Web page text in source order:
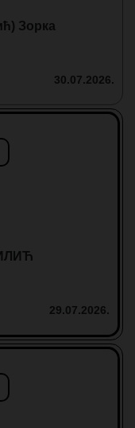
Зорка
30.07.2026.
29.07.2026.